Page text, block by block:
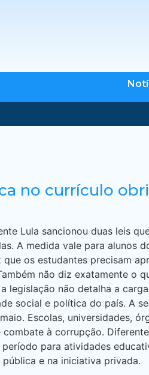
no currículo
Lula sancionou duas leis
A medida vale para alunos
que os estudantes precisam
não diz exatamente o
legislação não detalha a
social e política do país. A
Escolas, universidades,
à corrupção.
para atividades
e na iniciativa privada.